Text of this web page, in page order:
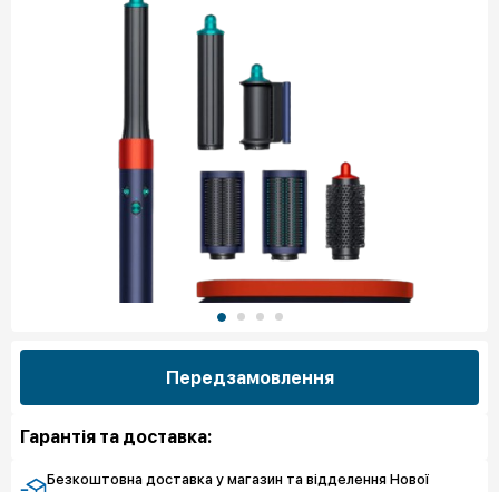
Передзамовлення
Гарантія та доставка:
Безкоштовна доставка у магазин та відделення Нової